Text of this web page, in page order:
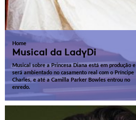
Home
Musical da LadyDi
Musical sobre a Princesa Diana está em produção e
será ambientado no casamento real com o Príncipe
Charles, e até a Camilla Parker Bowles entrou no
enredo.